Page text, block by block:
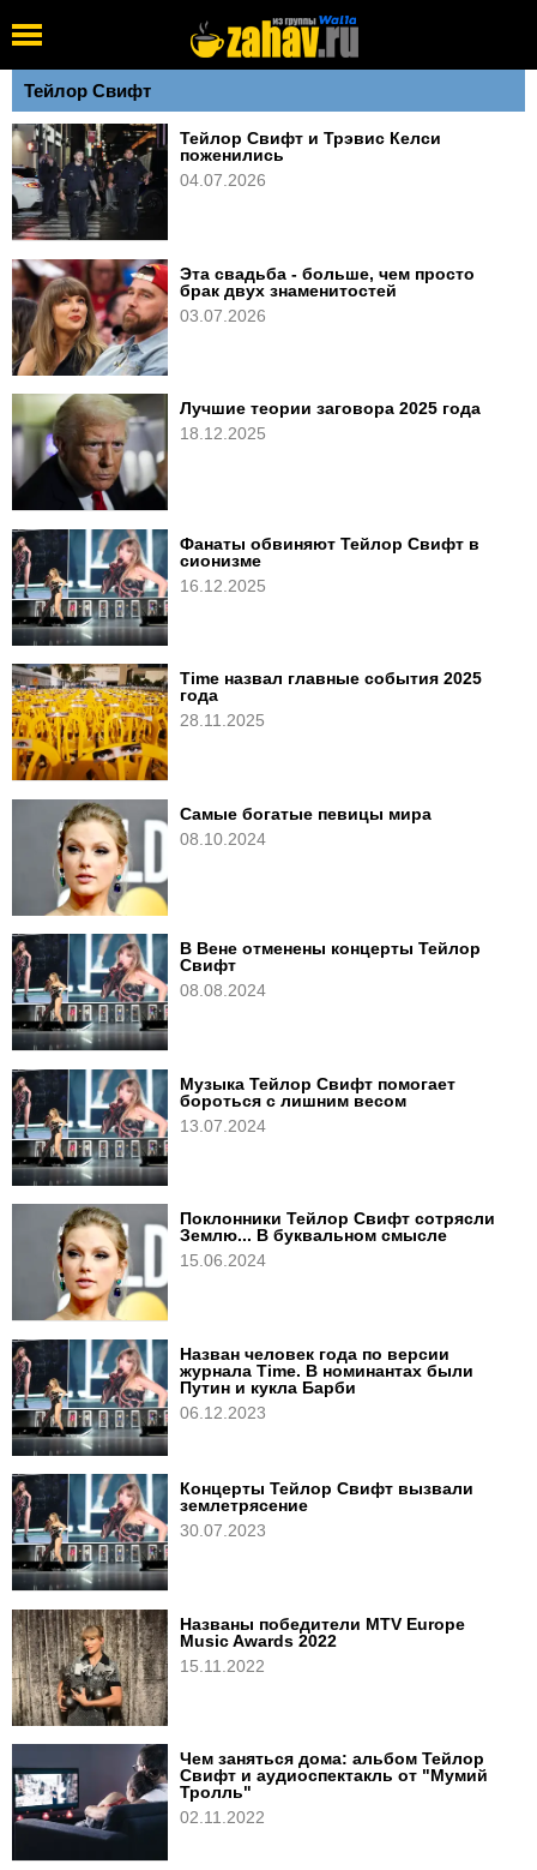
Тейлор Свифт
Тейлор Свифт и Трэвис Келси
поженились
04.07.2026
Эта свадьба - больше, чем просто
брак двух знаменитостей
03.07.2026
Лучшие теории заговора 2025 года
18.12.2025
Фанаты обвиняют Тейлор Свифт в
сионизме
16.12.2025
Time назвал главные события 2025
года
28.11.2025
Самые богатые певицы мира
08.10.2024
В Вене отменены концерты Тейлор
Свифт
08.08.2024
Музыка Тейлор Свифт помогает
бороться с лишним весом
13.07.2024
Поклонники Тейлор Свифт сотрясли
Землю... В буквальном смысле
15.06.2024
Назван человек года по версии
журнала Time. В номинантах были
Путин и кукла Барби
06.12.2023
Концерты Тейлор Свифт вызвали
землетрясение
30.07.2023
Названы победители MTV Europe
Music Awards 2022
15.11.2022
Чем заняться дома: альбом Тейлор
Свифт и аудиоспектакль от "Мумий
Тролль"
02.11.2022